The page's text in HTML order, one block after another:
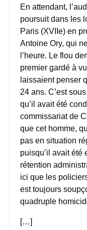
En attendant,
poursuit dans les
Paris (XVIIe) en
Antoine Ory, qui
l’heure. Le flou
premier gardé à
laissaient penser
24 ans. C’est
qu’il avait été
commissariat de
que cet homme,
pas en situation
puisqu’il avait été
rétention
ici que les
est toujours
quadruple
[…]